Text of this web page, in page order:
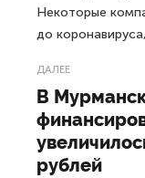
Некоторые
до
ДАЛЕЕ
В
рублей